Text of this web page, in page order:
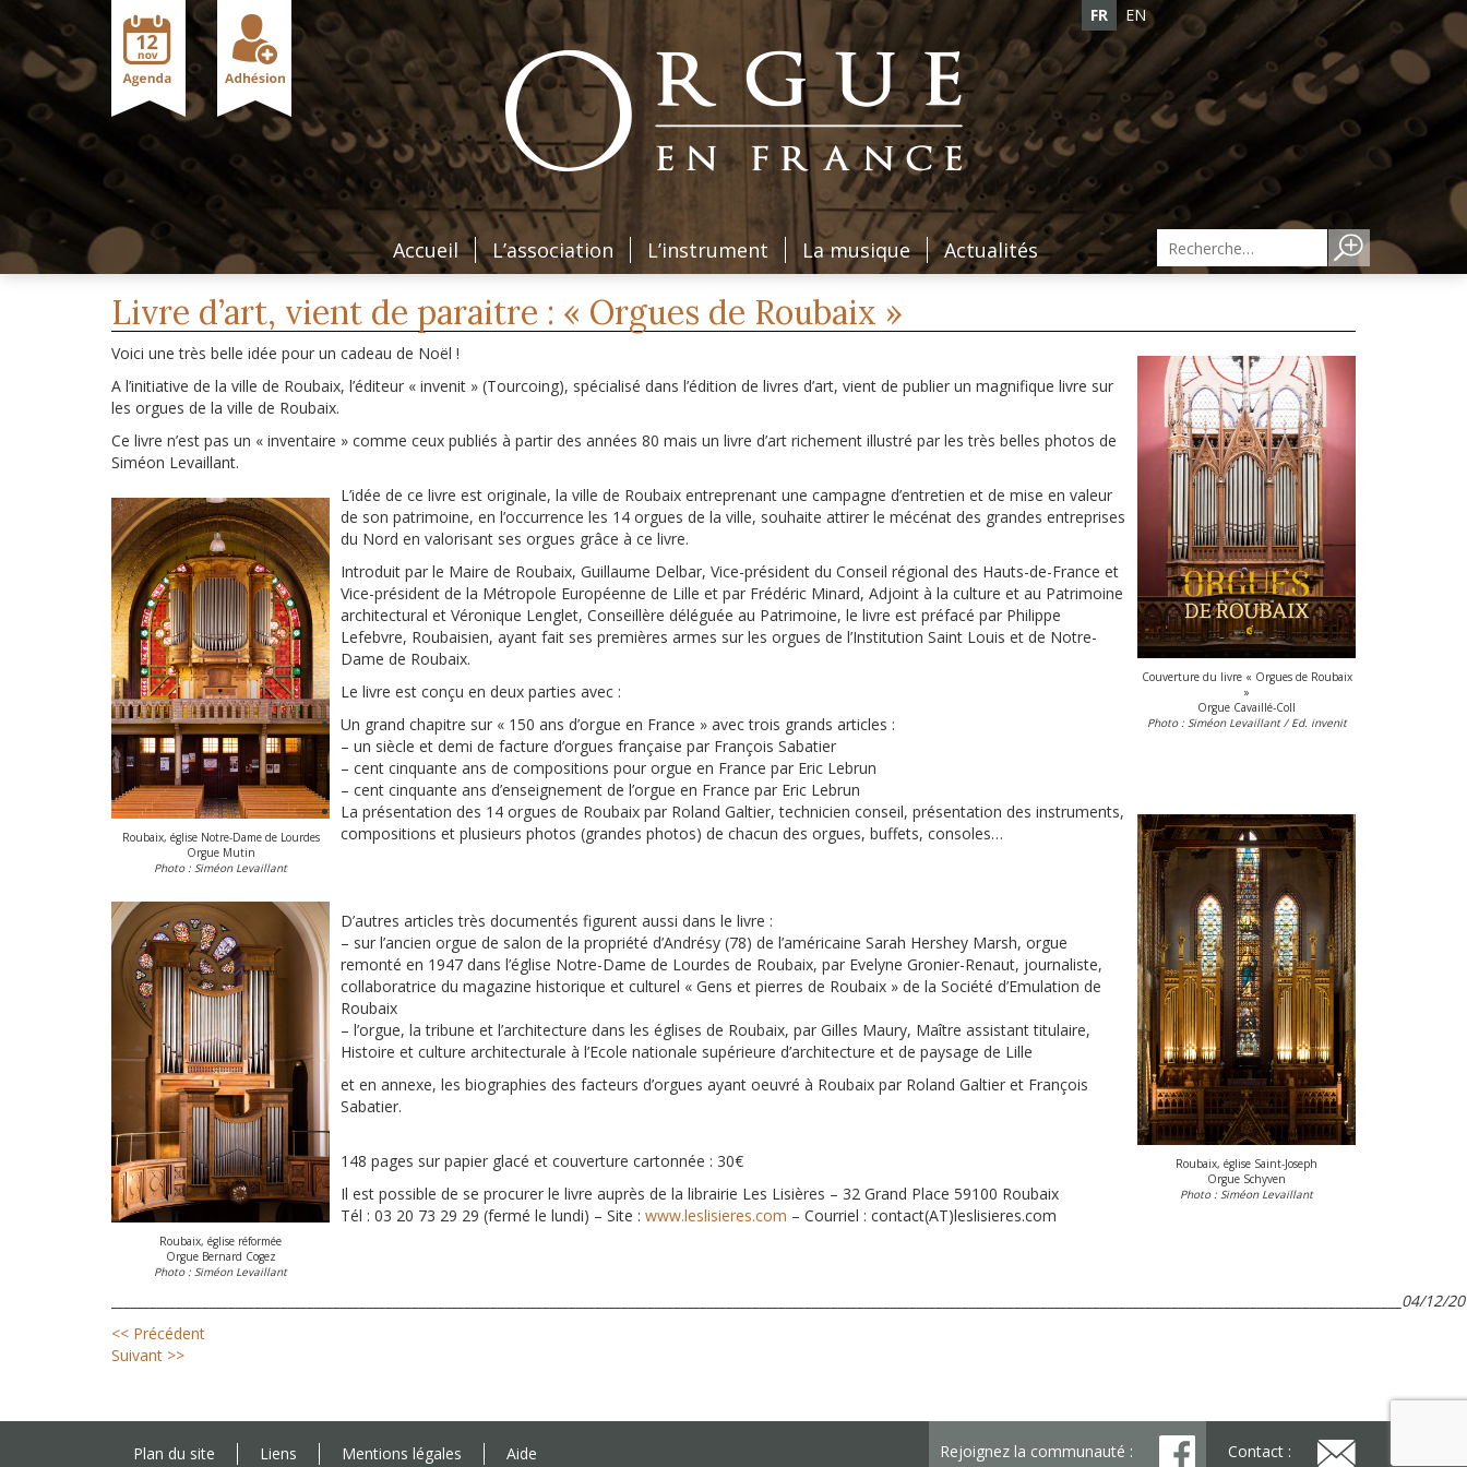
FR EN
Accueil L’association L’instrument La musique Actualités
Livre d’art, vient de paraitre : « Orgues de Roubaix »
Couverture du livre « Orgues de Roubaix
»
Orgue Cavaillé-Coll
Photo : Siméon Levaillant / Ed. invenit
Voici une très belle idée pour un cadeau de Noël !
A l’initiative de la ville de Roubaix, l’éditeur « invenit » (Tourcoing), spécialisé dans l’édition de livres d’art, vient de publier un magnifique livre sur
les orgues de la ville de Roubaix.
Ce livre n’est pas un « inventaire » comme ceux publiés à partir des années 80 mais un livre d’art richement illustré par les très belles photos de
Siméon Levaillant.
Roubaix, église Notre-Dame de Lourdes
Orgue Mutin
Photo : Siméon Levaillant
L’idée de ce livre est originale, la ville de Roubaix entreprenant une campagne d’entretien et de mise en valeur
de son patrimoine, en l’occurrence les 14 orgues de la ville, souhaite attirer le mécénat des grandes entreprises
du Nord en valorisant ses orgues grâce à ce livre.
Introduit par le Maire de Roubaix, Guillaume Delbar, Vice-président du Conseil régional des Hauts-de-France et
Vice-président de la Métropole Européenne de Lille et par Frédéric Minard, Adjoint à la culture et au Patrimoine
architectural et Véronique Lenglet, Conseillère déléguée au Patrimoine, le livre est préfacé par Philippe
Lefebvre, Roubaisien, ayant fait ses premières armes sur les orgues de l’Institution Saint Louis et de Notre-
Dame de Roubaix.
Le livre est conçu en deux parties avec :
Un grand chapitre sur « 150 ans d’orgue en France » avec trois grands articles :
– un siècle et demi de facture d’orgues française par François Sabatier
– cent cinquante ans de compositions pour orgue en France par Eric Lebrun
– cent cinquante ans d’enseignement de l’orgue en France par Eric Lebrun
Roubaix, église Saint-Joseph
Orgue Schyven
Photo : Siméon Levaillant
La présentation des 14 orgues de Roubaix par Roland Galtier, technicien conseil, présentation des instruments,
compositions et plusieurs photos (grandes photos) de chacun des orgues, buffets, consoles…
Roubaix, église réformée
Orgue Bernard Cogez
Photo : Siméon Levaillant
D’autres articles très documentés figurent aussi dans le livre :
– sur l’ancien orgue de salon de la propriété d’Andrésy (78) de l’américaine Sarah Hershey Marsh, orgue
remonté en 1947 dans l’église Notre-Dame de Lourdes de Roubaix, par Evelyne Gronier-Renaut, journaliste,
collaboratrice du magazine historique et culturel « Gens et pierres de Roubaix » de la Société d’Emulation de
Roubaix
– l’orgue, la tribune et l’architecture dans les églises de Roubaix, par Gilles Maury, Maître assistant titulaire,
Histoire et culture architecturale à l’Ecole nationale supérieure d’architecture et de paysage de Lille
et en annexe, les biographies des facteurs d’orgues ayant oeuvré à Roubaix par Roland Galtier et François
Sabatier.
148 pages sur papier glacé et couverture cartonnée : 30€
Il est possible de se procurer le livre auprès de la librairie Les Lisières – 32 Grand Place 59100 Roubaix
Tél : 03 20 73 29 29 (fermé le lundi) – Site : www.leslisieres.com – Courriel : contact(AT)leslisieres.com
04/12/
<< Précédent
Suivant >>
Plan du site Liens Mentions légales Aide Rejoignez la communauté : Contact :